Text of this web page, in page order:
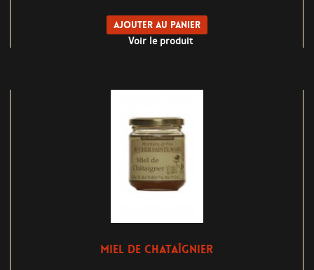
Ajouter au panier
Voir le produit
MIEL DE CHATAÎGNIER